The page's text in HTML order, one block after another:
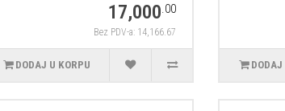
17,000.00
Bez PDV-a: 14,166.67
DODAJ U KORPU DODAJ